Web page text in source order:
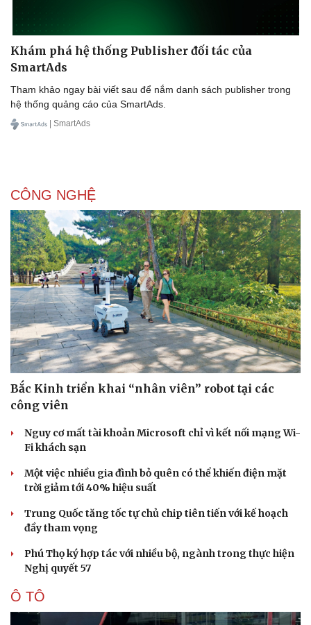
Doanh nghiệp 24h
Doanh nhân
Vì cộng đồng
Trải nghiệm
Chuyển đổi số
Khám phá hệ thống Publisher đối tác của
SmartAds
Tham khảo ngay bài viết sau để nắm danh sách publisher trong
hệ thống quảng cáo của SmartAds.
| SmartAds
CÔNG NGHỆ
Bắc Kinh triển khai “nhân viên” robot tại các
công viên
Nguy cơ mất tài khoản Microsoft chỉ vì kết nối mạng Wi-
Fi khách sạn
Một việc nhiều gia đình bỏ quên có thể khiến điện mặt
trời giảm tới 40% hiệu suất
Trung Quốc tăng tốc tự chủ chip tiên tiến với kế hoạch
đầy tham vọng
Phú Thọ ký hợp tác với nhiều bộ, ngành trong thực hiện
Nghị quyết 57
Ô TÔ